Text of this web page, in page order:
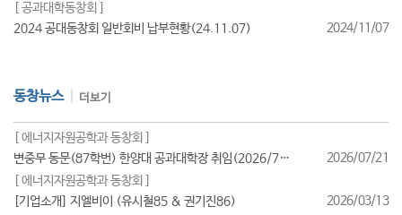
[ 공과대학동창회 ]
2024 공대동창회 일반회비 납부현황(24.11.07)
2024/11/07
동창뉴스 더보기
[ 에너지자원공학과 동창회 ]
변중무 동문(87학번) 한양대 공과대학장 취임(2026/7/1일자)
2026/07/21
[ 에너지자원공학과 동창회 ]
[기업소개] 지엘비이 (유시철85 & 권기진86)
2026/03/13